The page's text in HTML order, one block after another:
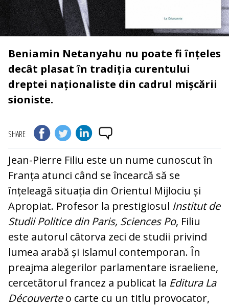
Beniamin Netanyahu nu poate fi înțeles
decât plasat în tradiția curentului
dreptei naționaliste din cadrul mișcării
sioniste.
SHARE
Jean-Pierre Filiu este un nume cunoscut în
Franța atunci când se încearcă să se
înțeleagă situația din Orientul Mijlociu și
Apropiat. Profesor la prestigiosul Institut de
Studii Politice din Paris, Sciences Po, Filiu
este autorul câtorva zeci de studii privind
lumea arabă și islamul contemporan. În
preajma alegerilor parlamentare israeliene,
cercetătorul francez a publicat la Editura La
Découverteo carte cu un titlu provocator,